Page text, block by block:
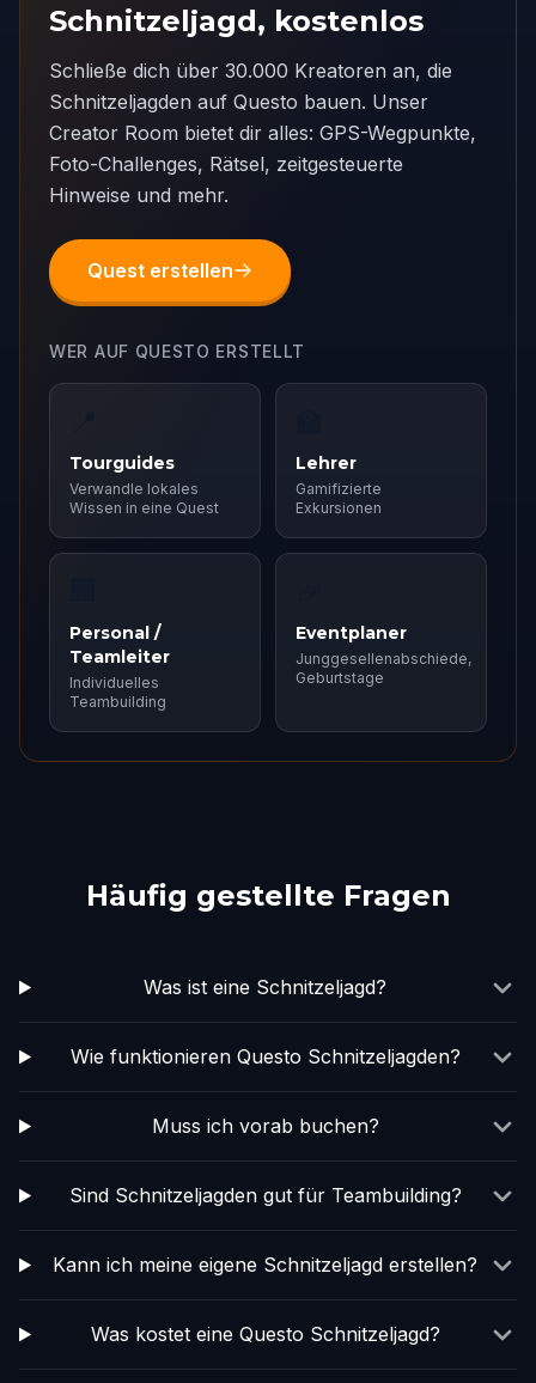
Schnitzeljagd, kostenlos
Schließe dich über 30.000 Kreatoren an, die
Schnitzeljagden auf Questo bauen. Unser
Creator Room bietet dir alles: GPS-Wegpunkte,
Foto-Challenges, Rätsel, zeitgesteuerte
Hinweise und mehr.
Quest erstellen
WER AUF QUESTO ERSTELLT
Tourguides
Verwandle lokales
Wissen in eine Quest
Lehrer
Gamifizierte
Exkursionen
Personal /
Teamleiter
Individuelles
Teambuilding
Eventplaner
Junggesellenabschiede,
Geburtstage
Häufig gestellte Fragen
Was ist eine Schnitzeljagd?
Wie funktionieren Questo Schnitzeljagden?
Muss ich vorab buchen?
Sind Schnitzeljagden gut für Teambuilding?
Kann ich meine eigene Schnitzeljagd erstellen?
Was kostet eine Questo Schnitzeljagd?